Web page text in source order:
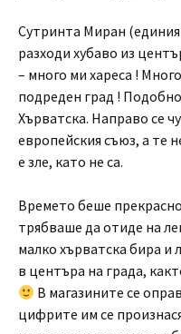
Сутринта Миран
разходи хубаво из
– много ми хареса !
подреден град !
Хърватска. Направо се
европейския съюз, а те
е зле, като не са.
Времето беше
трябваше да отиде на
малко хърватска бира и
в центъра на града,
В магазините се
цифрите им се